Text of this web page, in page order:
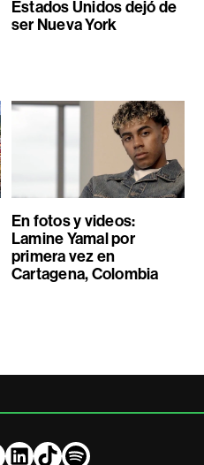
Estados Unidos dejó de
ser Nueva York
En fotos y videos:
Lamine Yamal por
primera vez en
Cartagena, Colombia